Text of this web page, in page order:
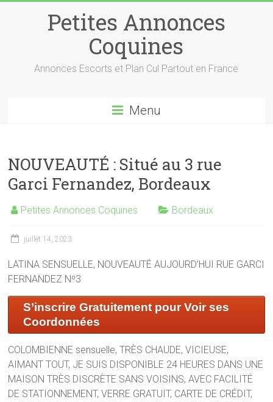
Petites Annonces
Coquines
Annonces Escorts et Plan Cul Partout en France
Menu
NOUVEAUTÉ : Situé au 3 rue
Garci Fernandez, Bordeaux
Petites Annonces Coquines Bordeaux
juillet 14, 2023
LATINA SENSUELLE, NOUVEAUTÉ AUJOURD’HUI RUE GARCI
FERNANDEZ Nº3
S’inscrire Gratuitement pour Voir ses
Coordonnées
COLOMBIENNE sensuelle, TRÈS CHAUDE, VICIEUSE,
AIMANT TOUT, JE SUIS DISPONIBLE 24 HEURES DANS UNE
MAISON TRÈS DISCRÈTE SANS VOISINS, AVEC FACILITÉ
DE STATIONNEMENT, VERRE GRATUIT, CARTE DE CRÉDIT,